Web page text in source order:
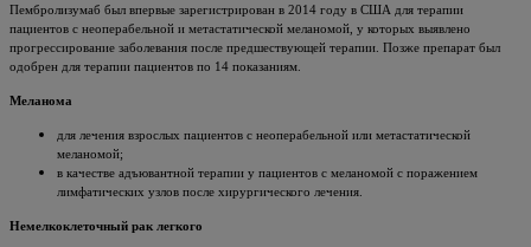
Пембролизумаб был впервые зарегистрирован в 2014 году в США для терапии
пациентов с неоперабельной и метастатической меланомой, у которых выявлено
прогрессирование заболевания после предшествующей терапии. Позже препарат был
одобрен для терапии пациентов по 14 показаниям.
Меланома
для лечения взрослых пациентов с неоперабельной или метастатической
меланомой;
в качестве адъювантной терапии у пациентов с меланомой с поражением
лимфатических узлов после хирургического лечения.
Немелкоклеточный рак легкого